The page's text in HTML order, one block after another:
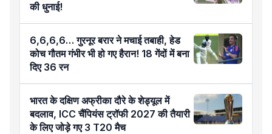
की धुनाई!
6,6,6,6… गुरनूर बरार ने मचाई तबाही, हेड
कोच गौतम गंभीर भी हो गए हैरान! 18 गेंदों में बना
दिए 36 रन
भारत के दक्षिण अफ्रीका दौरे के शेड्यूल में
बदलाव, ICC चैंपियंस ट्रॉफी 2027 की तैयारी
के लिए जोड़े गए 3 T20 मैच